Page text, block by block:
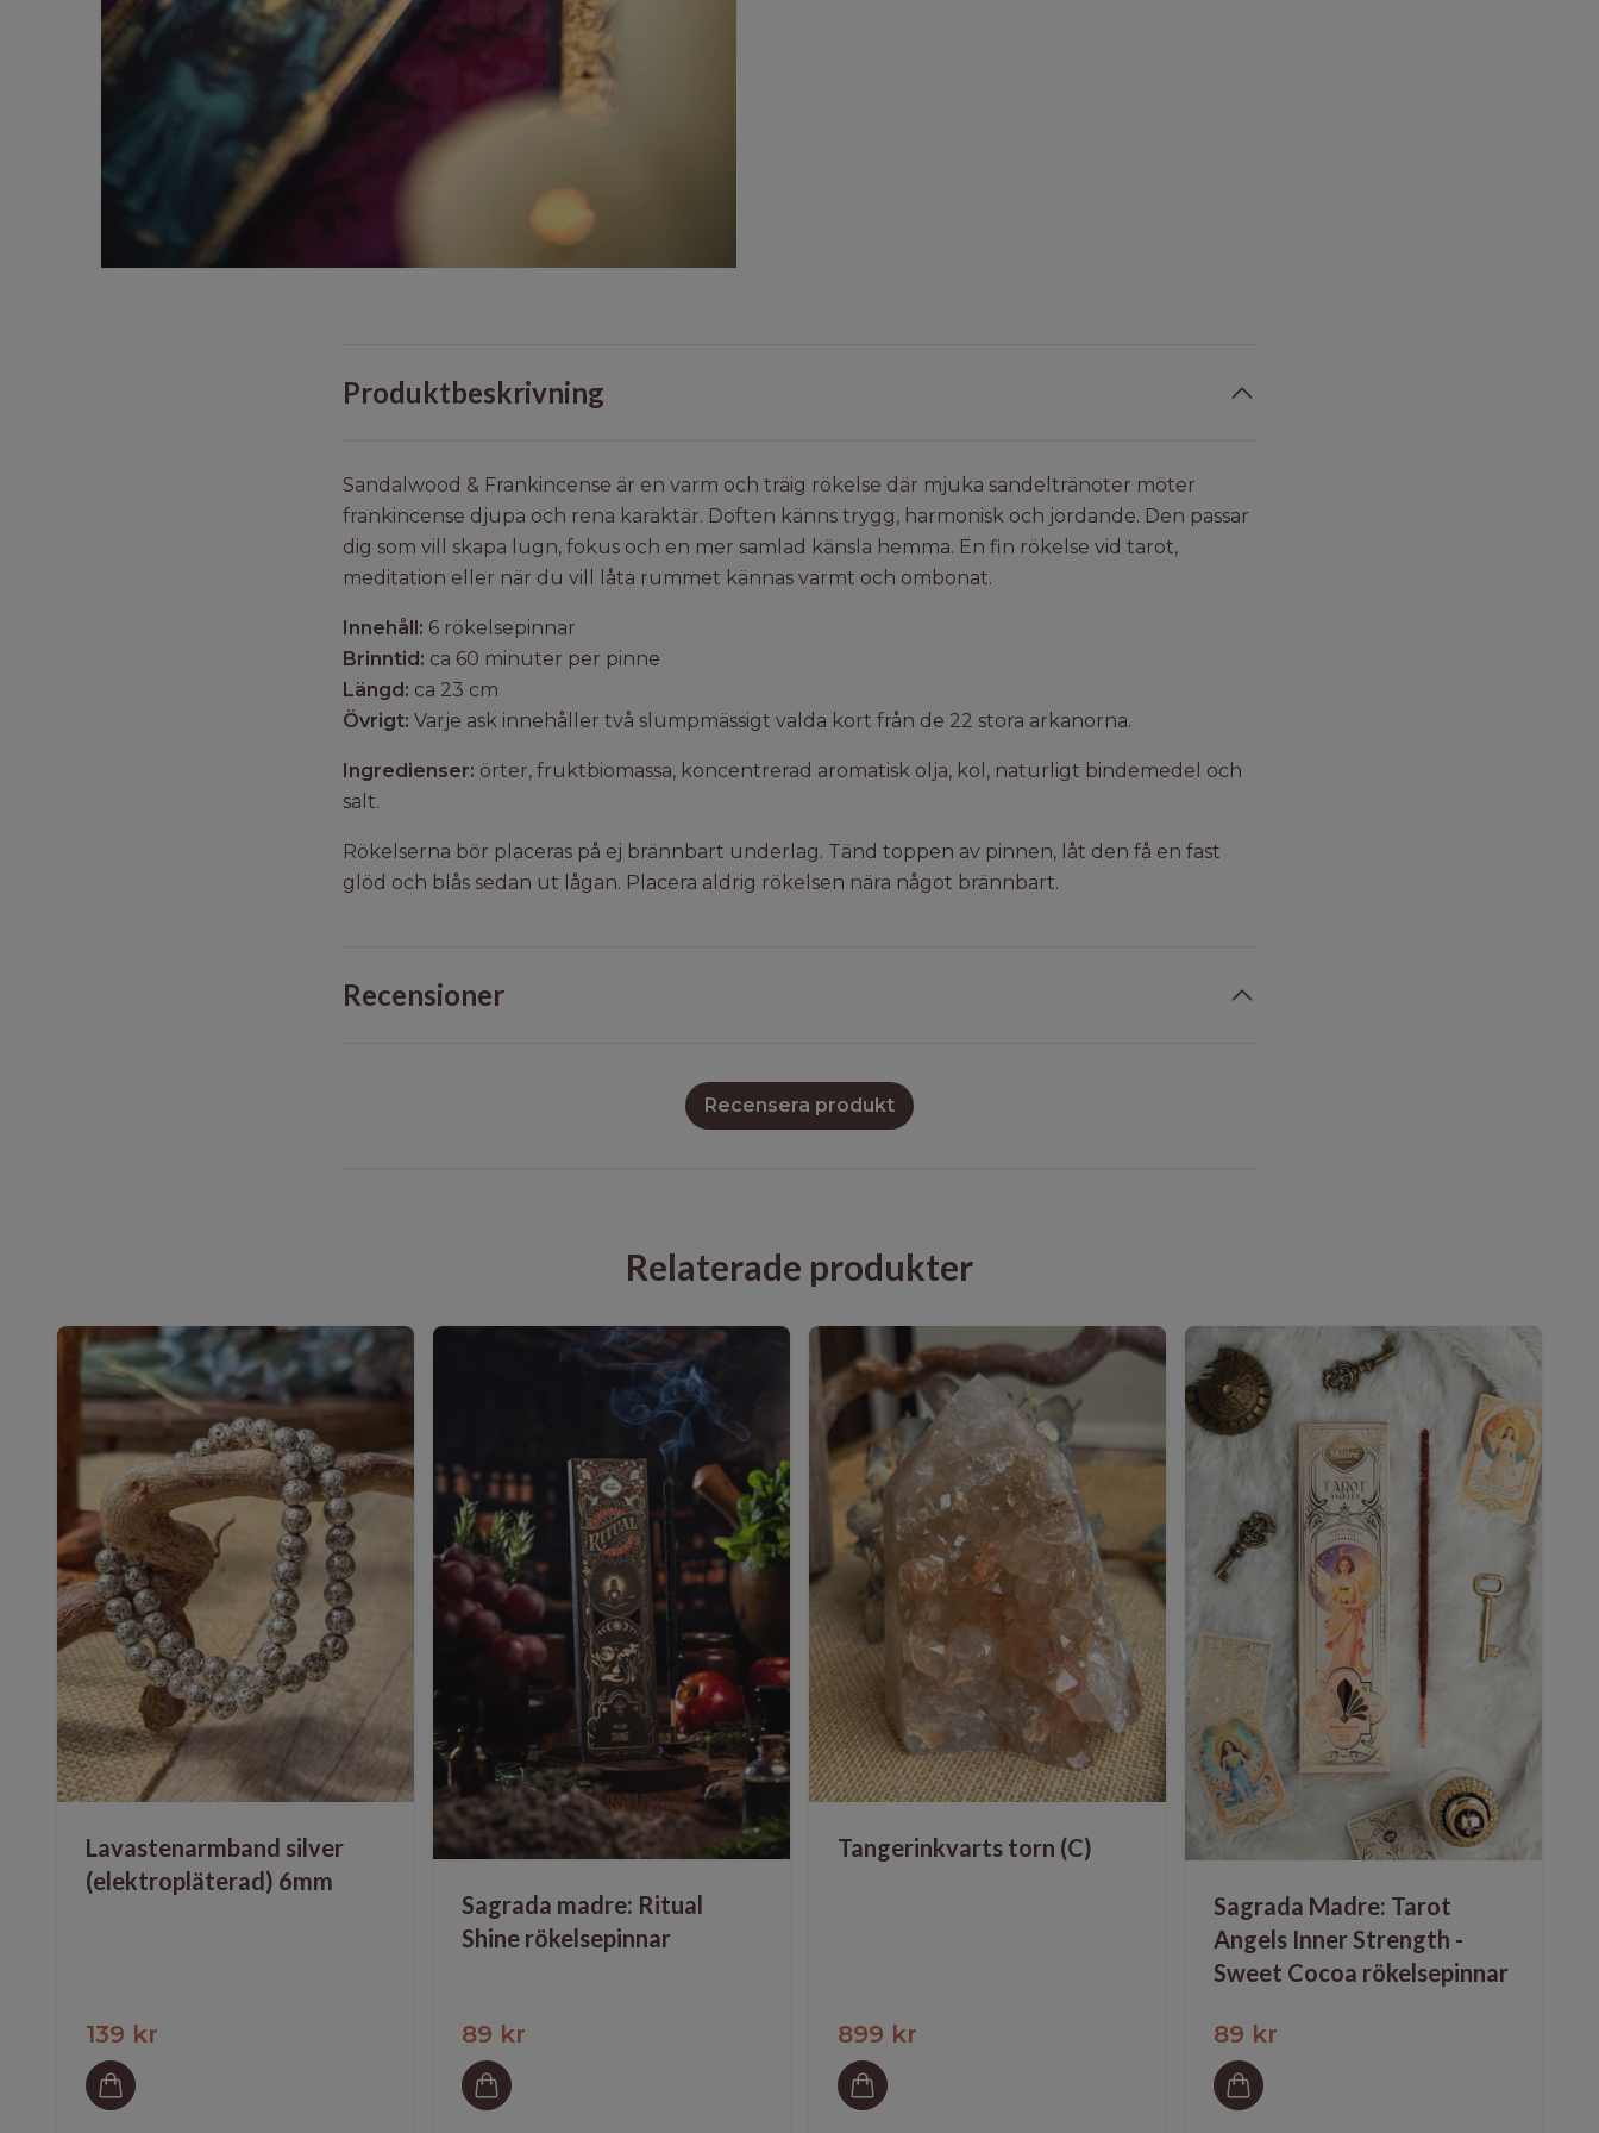
Produktbeskrivning
Sandalwood & Frankincense är en varm och träig rökelse där mjuka sandeltränoter möter
frankincense djupa och rena karaktär. Doften känns trygg, harmonisk och jordande. Den passar
dig som vill skapa lugn, fokus och en mer samlad känsla hemma. En fin rökelse vid tarot,
meditation eller när du vill låta rummet kännas varmt och ombonat.
Innehåll: 6 rökelsepinnar
Brinntid: ca 60 minuter per pinne
Längd: ca 23 cm
Övrigt: Varje ask innehåller två slumpmässigt valda kort från de 22 stora arkanorna.
Ingredienser: örter, fruktbiomassa, koncentrerad aromatisk olja, kol, naturligt bindemedel och
salt.
Rökelserna bör placeras på ej brännbart underlag. Tänd toppen av pinnen, låt den få en fast
glöd och blås sedan ut lågan. Placera aldrig rökelsen nära något brännbart.
Recensioner
Recensera produkt
Relaterade produkter
Lavastenarmband silver
(elektropläterad) 6mm
139 kr
Sagrada madre: Ritual
Shine rökelsepinnar
89 kr
Tangerinkvarts torn (C)
899 kr
Sagrada Madre: Tarot
Angels Inner Strength -
Sweet Cocoa rökelsepinnar
89 kr